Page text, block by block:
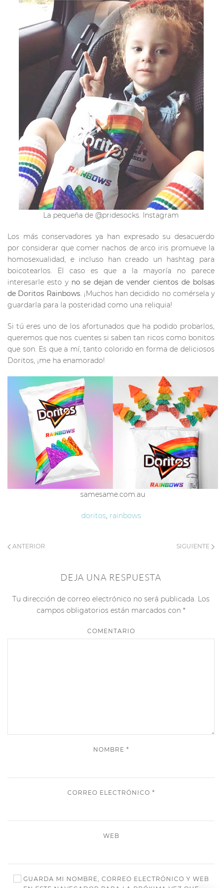
La pequeña de @pridesocks. Instagram
Los más conservadores ya han expresado su desacuerdo
por considerar que comer nachos de arco iris promueve la
homosexualidad, e incluso han creado un hashtag para
boicotearlos. El caso es que a la mayoría no parece
interesarle esto y no se dejan de vender cientos de bolsas
de Doritos Rainbows. ¡Muchos han decidido no comérsela y
guardarla para la posteridad como una reliquia!
Si tú eres uno de los afortunados que ha podido probarlos,
queremos que nos cuentes si saben tan ricos como bonitos
que son. Es que a mí, tanto colorido en forma de deliciosos
Doritos, ¡me ha enamorado!
samesame.com.au
doritos, rainbows
ANTERIOR SIGUIENTE
DEJA UNA RESPUESTA
Tu dirección de correo electrónico no será publicada. Los
campos obligatorios están marcados con *
COMENTARIO
NOMBRE *
CORREO ELECTRÓNICO *
WEB
GUARDA MI NOMBRE, CORREO ELECTRÓNICO Y WEB